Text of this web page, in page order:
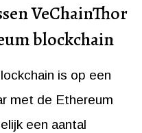
VeChainThor
blockchain
is op een
met de Ethereum
een aantal